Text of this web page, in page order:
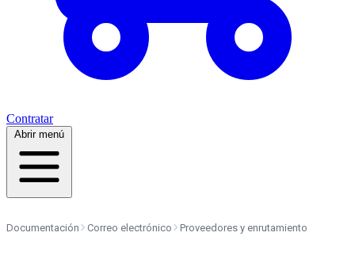
Contratar
Abrir menú
Documentación Correo electrónico Proveedores y enrutamiento